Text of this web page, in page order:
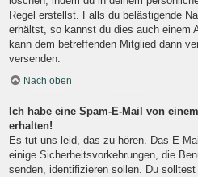
Regel erstellst. Falls du belästigende
erhältst, so kannst du dies auch einem
kann dem betreffenden Mitglied dann
versenden.
Nach oben
Ich habe eine Spam-E-Mail von
erhalten!
Es tut uns leid, das zu hören. Das E-
einige Sicherheitsvorkehrungen, die
senden, identifizieren sollen. Du